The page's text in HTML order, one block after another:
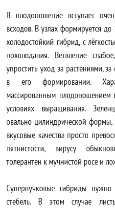
В плодоношение вступает
всходов. В узлах формируется
холодостойкий гибрид, с
похолодания. Ветвление
упростить уход за растениями,
в его формировании.
массированным
условиях выращивания.
овально-цилиндрической
вкусовые качества просто
пятнистости, вирусу
толерантен к мучнистой росе и
Суперпучковые гибриды
стебель. В этом случае